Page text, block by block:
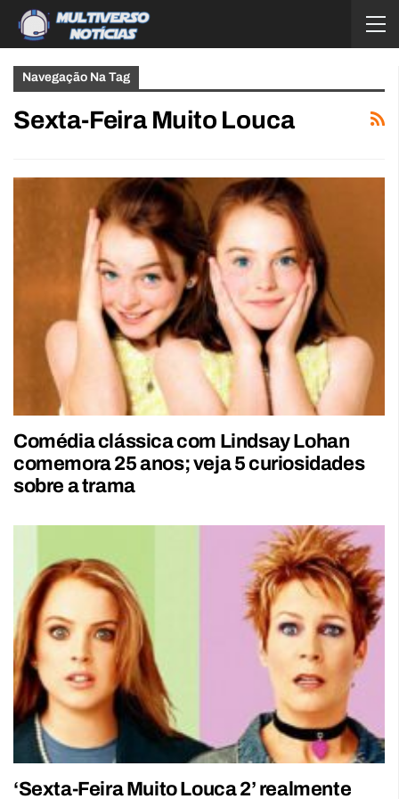
Navegação Na Tag
Sexta-Feira Muito Louca
Comédia clássica com Lindsay Lohan
comemora 25 anos; veja 5 curiosidades
sobre a trama
‘Sexta-Feira Muito Louca 2’ realmente